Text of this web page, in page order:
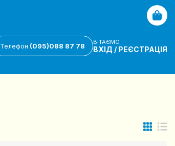
Телефон (095)088 87 78
ВІТАЄМО
ВХІД / РЕЄСТРАЦІЯ